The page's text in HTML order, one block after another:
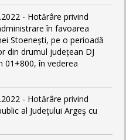
- Hotărâre privind
în favoarea
Stoenești, pe o perioadă
din drumul județean DJ
01+800, în vederea
- Hotărâre privind
al Judeţului Argeş cu